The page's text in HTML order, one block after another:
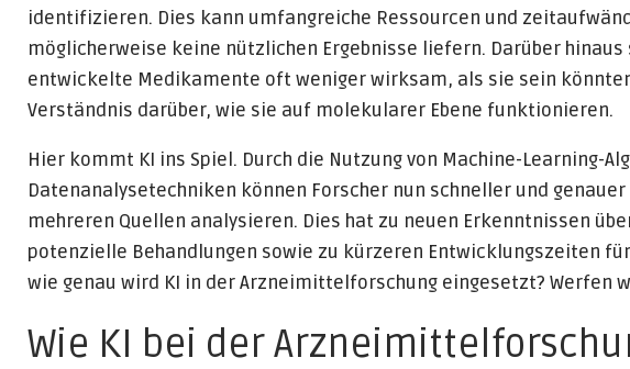
identifizieren. Dies kann umfangreiche Ressourcen und
möglicherweise keine nützlichen Ergebnisse liefern. Darüber
entwickelte Medikamente oft weniger wirksam, als sie sein
Verständnis darüber, wie sie auf molekularer Ebene funktionieren.
Hier kommt KI ins Spiel. Durch die Nutzung von Machine-Learning-
Datenanalysetechniken können Forscher nun schneller und
mehreren Quellen analysieren. Dies hat zu neuen Erkenntnissen
potenzielle Behandlungen sowie zu kürzeren Entwicklungszeiten
wie genau wird KI in der Arzneimittelforschung eingesetzt? Werfen
Wie KI bei der